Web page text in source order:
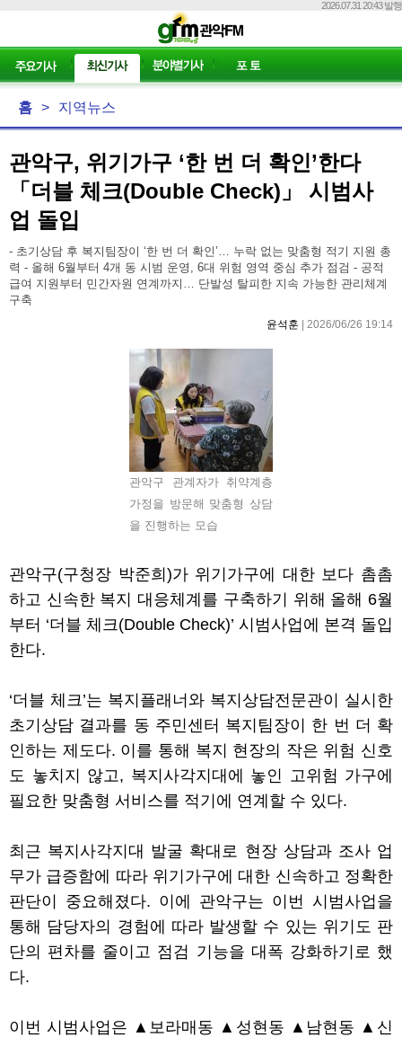
2026.07.31 20:43 발행
홈 > 지역뉴스
관악구, 위기가구 ‘한 번 더 확인’한다
「더블 체크(Double Check)」 시범사
업 돌입
- 초기상담 후 복지팀장이 ‘한 번 더 확인’… 누락 없는 맞춤형 적기 지원 총
력 - 올해 6월부터 4개 동 시범 운영, 6대 위험 영역 중심 추가 점검 - 공적
급여 지원부터 민간자원 연계까지… 단발성 탈피한 지속 가능한 관리체계
구축
윤석훈 | 2026/06/26 19:14
관악구 관계자가 취약계층
가정을 방문해 맞춤형 상담
을 진행하는 모습
관악구(구청장 박준희 )가 위기가구에 대한 보다 촘촘
하고 신속한 복지 대응체계를 구축하기 위해 올해 6월
부터 ‘더블 체크(Double Check)’ 시범사업에 본격 돌입
한다.
‘더블 체크’는 복지플래너와 복지상담전문관이 실시한
초기상담 결과를 동 주민센터 복지팀장이 한 번 더 확
인하는 제도다. 이를 통해 복지 현장의 작은 위험 신호
도 놓치지 않고, 복지사각지대에 놓인 고위험 가구에
필요한 맞춤형 서비스를 적기에 연계할 수 있다.
최근 복지사각지대 발굴 확대로 현장 상담과 조사 업
무가 급증함에 따라 위기가구에 대한 신속하고 정확한
판단이 중요해졌다. 이에 관악구는 이번 시범사업을
통해 담당자의 경험에 따라 발생할 수 있는 위기도 판
단의 편차를 줄이고 점검 기능을 대폭 강화하기로 했
다.
이번 시범사업은 ▲ 보라매동 ▲ 성현동 ▲ 남현동 ▲ 신